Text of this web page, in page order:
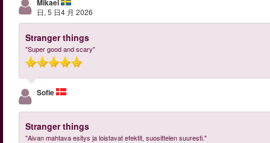
Mikael
日, 5 日4 月 2026
Stranger things
"Super good and scary"
Sofie
Stranger things
"Aivan mahtava esitys ja loistavat efektit, suosittelen suuresti."